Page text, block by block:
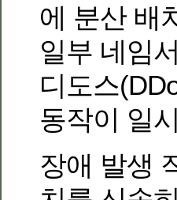
에 분산 배
일부 네임
디도스
동작이 일
장애 발생